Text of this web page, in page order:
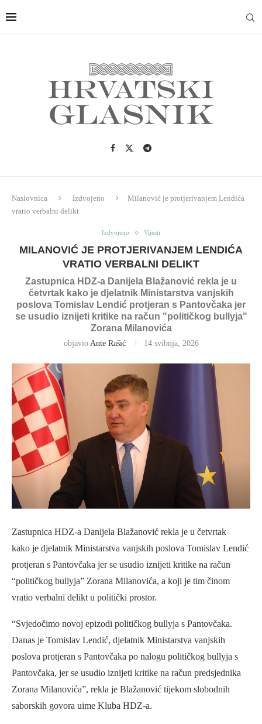
Naslovnica Izdvojeno
Milanović je protjerivanjem Lendića
vratio verbalni delikt
Izdvojeno Vijesti
MILANOVIĆ JE PROTJERIVANJEM LENDIĆA
VRATIO VERBALNI DELIKT
Zastupnica HDZ-a Danijela Blažanović rekla je u
četvrtak kako je djelatnik Ministarstva vanjskih
poslova Tomislav Lendić protjeran s Pantovčaka jer
se usudio iznijeti kritike na račun "političkog bullyja"
Zorana Milanovića
objavio Ante Rašić 14 svibnja, 2026
Zastupnica HDZ-a Danijela Blažanović rekla je u četvrtak
kako je djelatnik Ministarstva vanjskih poslova Tomislav Lendić
protjeran s Pantovčaka jer se usudio iznijeti kritike na račun
“političkog bullyja” Zorana Milanovića, a koji je tim činom
vratio verbalni delikt u politički prostor.
“Svjedočimo novoj epizodi političkog bullyja s Pantovčaka.
Danas je Tomislav Lendić, djelatnik Ministarstva vanjskih
poslova protjeran s Pantovčaka po nalogu političkog bullyja s
Pantovčaka, jer se usudio iznijeti kritike na račun predsjednika
Zorana Milanovića”, rekla je Blažanović tijekom slobodnih
saborskih govora uime Kluba HDZ-a.